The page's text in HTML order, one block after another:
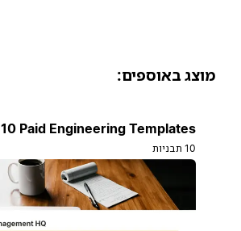
באוספים:
Top 10 Paid Engineering Templates